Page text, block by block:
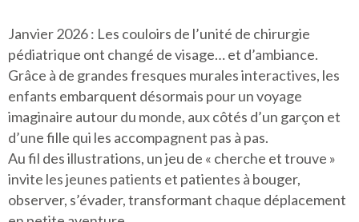
Janvier 2026 : Les couloirs de l’unité de chirurgie
pédiatrique ont changé de visage… et d’ambiance.
Grâce à de grandes fresques murales interactives, les
enfants embarquent désormais pour un voyage
imaginaire autour du monde, aux côtés d’un garçon et
d’une fille qui les accompagnent pas à pas.
Au fil des illustrations, un jeu de « cherche et trouve »
invite les jeunes patients et patientes à bouger,
observer, s’évader, transformant chaque déplacement